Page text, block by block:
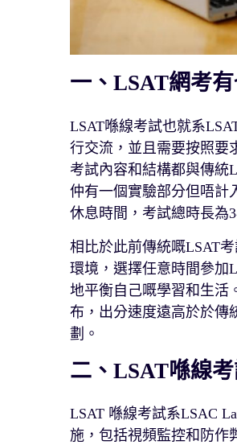
一、LSAT網考
LSAT喺線考試也就系
行交流，並且需要按照要
考試內容和結構都與傳統
仲有一個實驗部分但唔計
休息時間，考試總時長為3
相比於此前傳統嘅LSAT
環境，選擇任意時間參加
地平衡自己嘅學習和生活
布，出分速度遠高於於傳
劃。
二、LSAT喺線
LSAT 喺線考試系LSAC
施，包括視頻監控和防作